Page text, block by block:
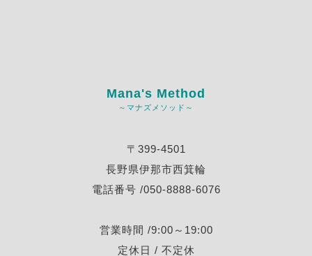
Mana's Method
～マナズメソッド～
〒399-4501
長野県伊那市西箕輪
電話番号 /050-8888-6076
営業時間 /9:00～19:00
定休日 / 不定休